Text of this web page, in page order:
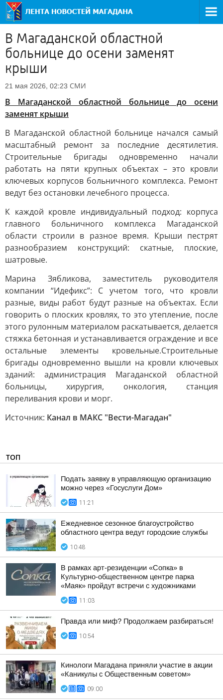
В Магаданской областной
больнице до осени заменят
крыши
21 мая 2026, 02:23 СМИ
В Магаданской областной больнице до осени
заменят крыши
В Магаданской областной больнице начался самый
масштабный ремонт за последние десятилетия.
Строительные бригады одновременно начали
работать на пяти крупных объектах – это кровли
ключевых корпусов больничного комплекса. Ремонт
ведут без остановки лечебного процесса.
К каждой кровле индивидуальный подход: корпуса
главного больничного комплекса Магаданской
области строили в разное время. Крыши пестрят
разнообразием конструкций: скатные, плоские,
шатровые.
Марина Зябликова, заместитель руководителя
компании “Идефикс”: С учетом того, что кровли
разные, виды работ будут разные на объектах. Если
говорить о плоских кровлях, то это утепление, после
этого рулонным материалом раскатывается, делается
стяжка бетонная и устанавливается ограждение и все
остальные элементы кровельные.Строительные
бригады одновременно вышли на кровли ключевых
зданий: администрация Магаданской областной
больницы, хирургия, онкология, станция
переливания крови и морг.
Источник: Канал в МАКС "Вести-Магадан"
ТОП
Подать заявку в управляющую организацию
можно через «Госуслуги Дом»
11:21
Ежедневное сезонное благоустройство
областного центра ведут городские службы
10:48
В рамках арт-резиденции «Сопка» в
Культурно-общественном центре парка
«Маяк» пройдут встречи с художниками
11:03
Правда или миф? Продолжаем разбираться!
10:54
Кинологи Магадана приняли участие в акции
«Каникулы с Общественным советом»
09:00